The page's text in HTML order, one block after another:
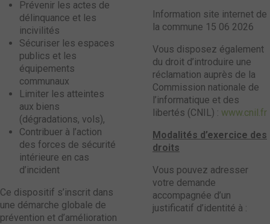
Prévenir les actes de
délinquance et les
incivilités
Sécuriser les espaces
publics et les
équipements
communaux
Limiter les atteintes
aux biens
(dégradations, vols),
Contribuer à l’action
des forces de sécurité
intérieure en cas
d’incident
Ce dispositif s’inscrit dans
une démarche globale de
prévention et d’amélioration
Information site internet de
la commune 15 06 2026
Vous disposez également
du droit d’introduire une
réclamation auprès de la
Commission nationale de
l’informatique et des
libertés (CNIL) : www.cnil.fr
Modalités d’exercice des
droits
Vous pouvez adresser
votre demande
accompagnée d’un
justificatif d’identité à :